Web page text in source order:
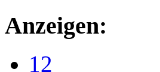
Anzeigen:
12